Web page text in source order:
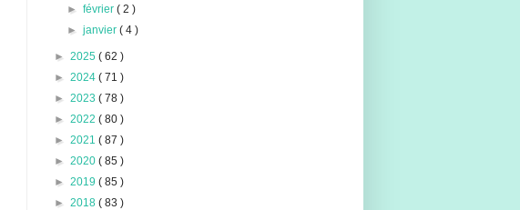
►février( 2 )
►janvier( 4 )
► 2025 ( 62 )
► 2024 ( 71 )
► 2023 ( 78 )
► 2022 ( 80 )
► 2021 ( 87 )
► 2020 ( 85 )
► 2019 ( 85 )
► 2018 ( 83 )